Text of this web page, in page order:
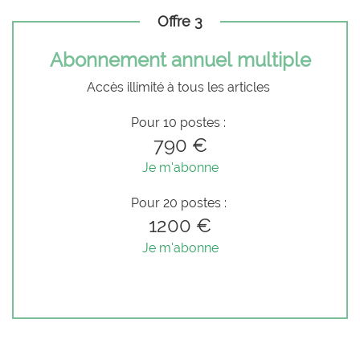
Offre 3
Abonnement annuel multiple
Accès illimité à tous les articles
Pour 10 postes :
790 €
Je m'abonne
Pour 20 postes :
1200 €
Je m'abonne